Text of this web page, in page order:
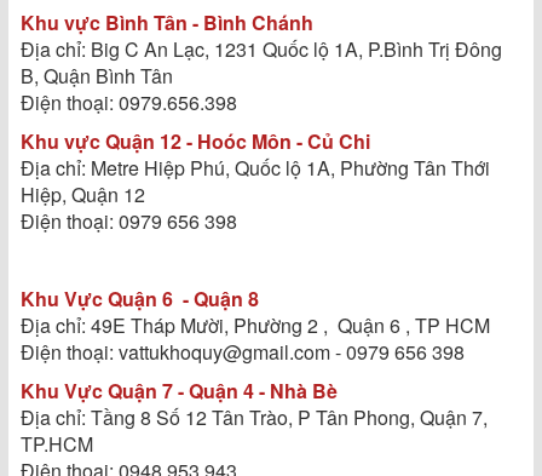
Khu vực Bình Tân - Bình Chánh
Địa chỉ: Big C An Lạc, 1231 Quốc lộ 1A, P.Bình Trị Đông
B, Quận Bình Tân
Điện thoại: 0979.656.398
Khu vực Quận 12 - Hoóc Môn - Củ Chi
Địa chỉ: Metre Hiệp Phú, Quốc lộ 1A, Phường Tân Thới
Hiệp, Quận 12
Điện thoại: 0979 656 398
Khu Vực Quận 6 - Quận 8
Địa chỉ: 49E Tháp Mười, Phường 2 , Quận 6 , TP HCM
Điện thoại: vattukhoquy@gmail.com - 0979 656 398
Khu Vực Quận 7 - Quận 4 - Nhà Bè
Địa chỉ: Tầng 8 Số 12 Tân Trào, P Tân Phong, Quận 7,
TP.HCM